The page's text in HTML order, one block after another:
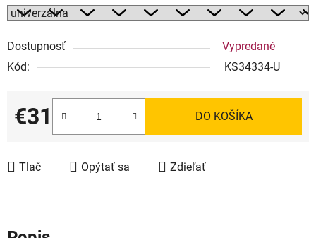
Dostupnosť
Vypredané
Kód:
KS34334-U
€31
Jednotková cena:
DO KOŠÍKA
Tlač Opýtať sa Zdieľať